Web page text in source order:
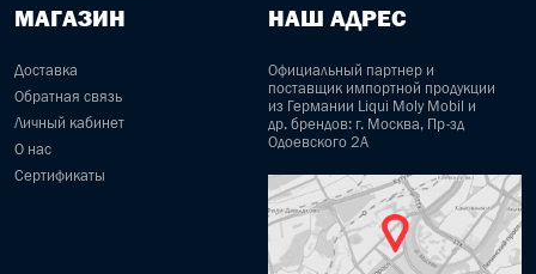
МАГАЗИН
Доставка
Обратная связь
Личный кабинет
О нас
Сертификаты
НАШ АДРЕС
Официальный партнер и
поставщик импортной продукции
из Германии Liqui Moly Mobil и
др. брендов: г. Москва, Пр-зд
Одоевского 2А